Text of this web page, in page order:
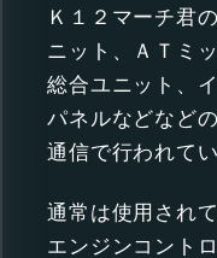
Ｋ１２マーチ君
ニット、ＡＴミ
総合ユニット、
パネルなどなど
通信で行われてい
通常は使用され
エンジンコント